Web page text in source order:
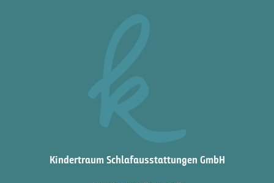
Kindertraum Schlafausstattungen GmbH